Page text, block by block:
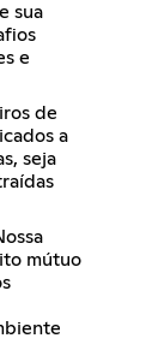
sua
e
de
a
seja
mútuo